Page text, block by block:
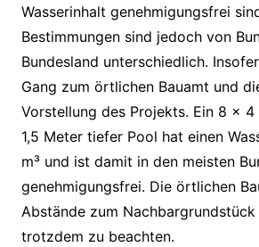
Wasserinhalt genehmigungsfrei
Bestimmungen sind jedoch von
Bundesland unterschiedlich.
Gang zum örtlichen Bauamt und
Vorstellung des Projekts. Ein 8 x
1,5 Meter tiefer Pool hat einen
m³ und ist damit in den meisten
genehmigungsfrei. Die örtlichen
Abstände zum
trotzdem zu beachten.